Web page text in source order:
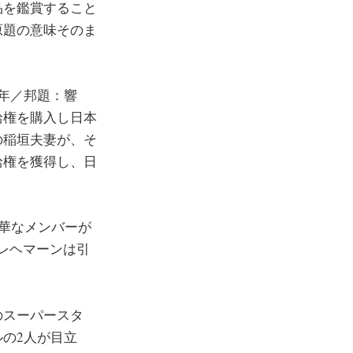
鑑賞すること
の意味そのま
／邦題：響
を購入し日本
垣夫妻が、そ
を獲得し、日
なメンバーが
ヘマーンは引
ーパースタ
2人が目立